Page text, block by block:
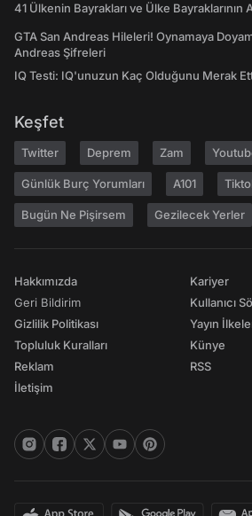
41 Ülkenin Bayrakları ve Ülke Bayraklarının
GTA San Andreas Hileleri! Oynamaya
Andreas Şifreleri
IQ Testi: IQ'unuzun Kaç Olduğunu Merak
Keşfet
Twitter Deprem Zam
Günlük Burç Yorumları A101
Bugün Ne Pişirsem Gezilecek Yerler
Hakkımızda
Geri Bildirim
Gizlilik Politikası
Topluluk Kuralları
Reklam
İletişim
Kariyer
Kullanıcı
Yayın
Künye
RSS